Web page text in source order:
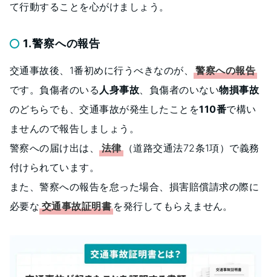
て行動することを心がけましょう。
1.警察への報告
交通事故後、1番初めに行うべきなのが、警察への報告
です。負傷者のいる 人身事故、負傷者のいない物損事故
のどちらでも、交通事故が発生したことを110番で構い
ませんので報告しましょう。
警察への届け出は、法律（道路交通法72条1項）で義務
付けられています。
また、警察への報告を怠った場合、損害賠償請求の際に
必要な交通事故証明書 を発行してもらえません。